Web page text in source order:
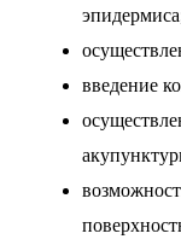
введение